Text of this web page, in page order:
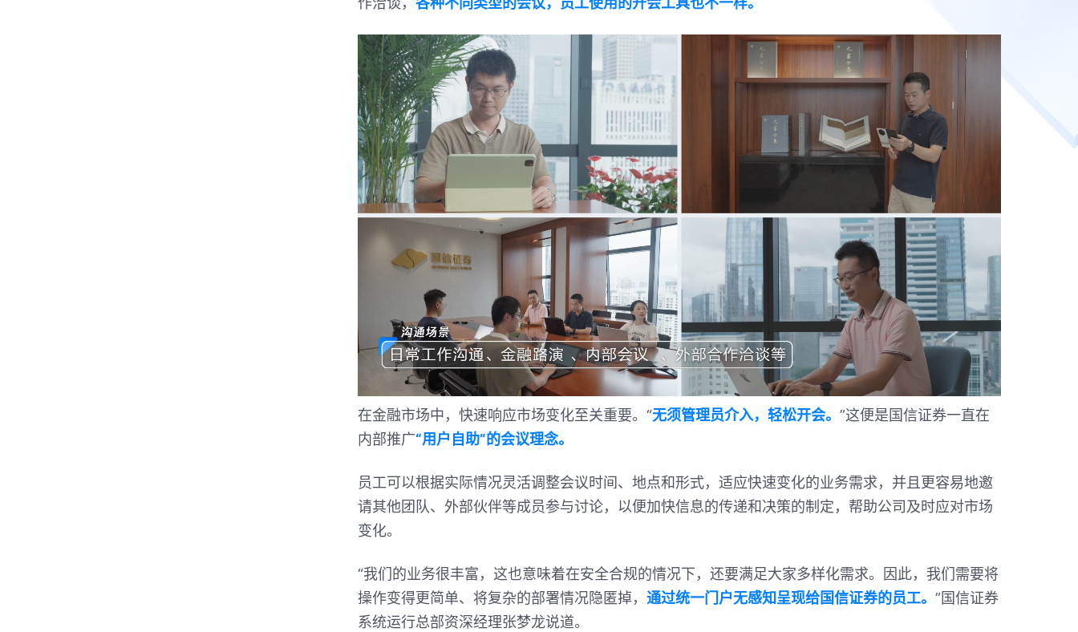
在金融市场中，快速响应市场变化至关重要。“无须管理员介入，轻松开会。 ”这便是国信证券一直在
内部推广“用户自助”的会议理念。
员工可以根据实际情况灵活调整会议时间、地点和形式，适应快速变化的业务需求，并且更容易地邀
请其他团队、外部伙伴等成员参与讨论，以便加快信息的传递和决策的制定，帮助公司及时应对市场
变化。
“我们的业务很丰富，这也意味着在安全合规的情况下，还要满足大家多样化需求。因此，我们需要将
操作变得更简单、将复杂的部署情况隐匿掉， 通过统一门户无感知呈现给国信证券的员工。 ”国信证券
系统运行总部资深经理张梦龙说道。